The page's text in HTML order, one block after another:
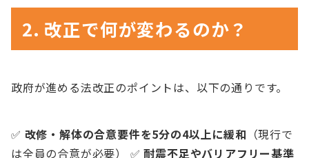
2. 改正で何が変わるのか？
政府が進める法改正のポイントは、以下の通りです。
✅ 改修・解体の合意要件を5分の4以上に緩和 （現行で
は全員の合意が必要） ✅耐震不足やバリアフリー基準